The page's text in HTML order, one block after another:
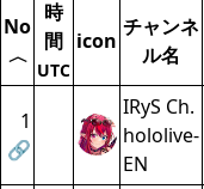
No
〈
時
間
UTC
icon
チャンネ
ル名
1
🔗
IRyS Ch.
hololive-
EN